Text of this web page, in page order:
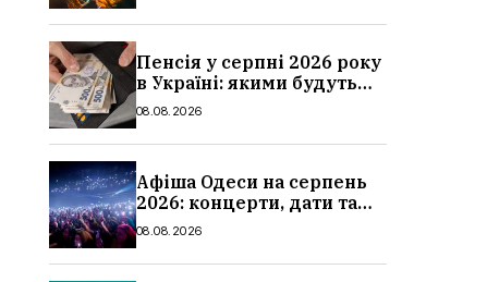
Пенсія у серпні 2026 року
в Україні: якими будуть
мінімальні та
суми
08.08.2026
Афіша Одеси на серпень
2026: концерти, дати та
ціни квитків
08.08.2026